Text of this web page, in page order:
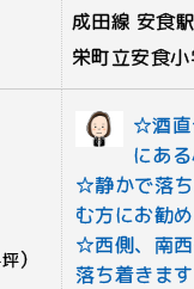
成田線 安食駅
栄町立安食
）
☆酒直
にあ
☆静かで落
む方にお勧め
☆西側、南
落ち着きます